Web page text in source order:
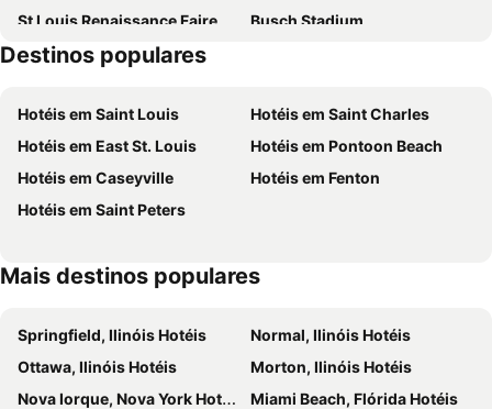
St Louis Renaissance Faire
Busch Stadium
St. Louis Downtown Airport
Destinos populares
Hotéis em Saint Louis
Hotéis em Saint Charles
Hotéis em East St. Louis
Hotéis em Pontoon Beach
Hotéis em Caseyville
Hotéis em Fenton
Hotéis em Saint Peters
Mais destinos populares
Springfield, Ilinóis Hotéis
Normal, Ilinóis Hotéis
Ottawa, Ilinóis Hotéis
Morton, Ilinóis Hotéis
Nova Iorque, Nova York Hotéis
Miami Beach, Flórida Hotéis